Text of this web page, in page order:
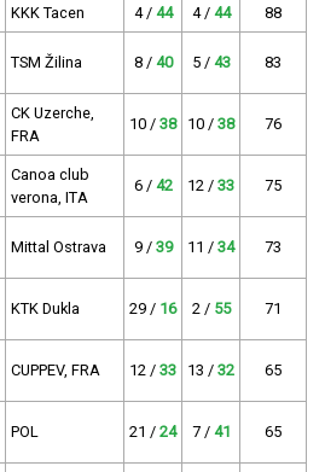
KKK Tacen 4 / 44 4 / 44 88
TSM Žilina 8 / 40 5 / 43 83
CK Uzerche,
FRA
10 / 38 10 / 38 76
Canoa club
verona, ITA
6 / 42 12 / 33 75
Mittal Ostrava 9 / 39 11 / 34 73
KTK Dukla 29 / 16 2 / 55 71
CUPPEV, FRA 12 / 33 13 / 32 65
POL 21 / 24 7 / 41 65